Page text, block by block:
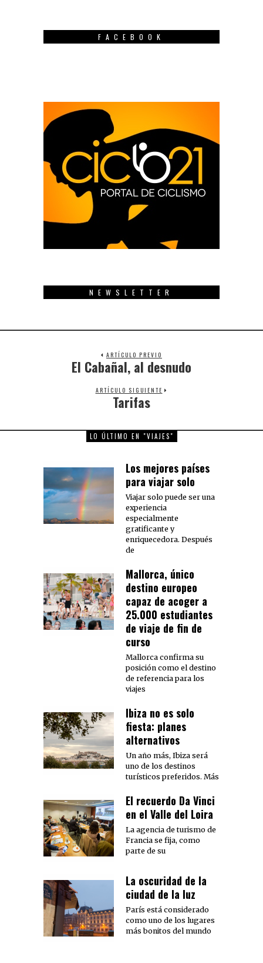
FACEBOOK
NEWSLETTER
ARTÍCULO PREVIO
Previous
El Cabañal, al desnudo
ARTÍCULO SIGUIENTE
Next
Tarifas
LO ÚLTIMO EN "VIAJES"
Los mejores países
para viajar solo
Viajar solo puede ser una
experiencia
especialmente
gratificante y
enriquecedora. Después
de
Mallorca, único
destino europeo
capaz de acoger a
25.000 estudiantes
de viaje de fin de
curso
Mallorca confirma su
posición como el destino
de referencia para los
viajes
Ibiza no es solo
fiesta: planes
alternativos
Un año más, Ibiza será
uno de los destinos
turísticos preferidos. Más
El recuerdo Da Vinci
en el Valle del Loira
La agencia de turismo de
Francia se fija, como
parte de su
La oscuridad de la
ciudad de la luz
París está considerado
como uno de los lugares
más bonitos del mundo